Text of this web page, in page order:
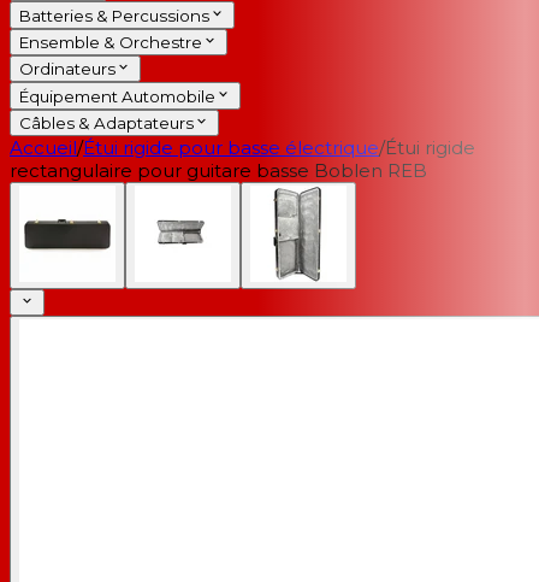
Batteries & Percussions
Ensemble & Orchestre
Ordinateurs
Équipement Automobile
Câbles & Adaptateurs
Accueil/Étui rigide pour basse électrique/Étui rigide
rectangulaire pour guitare basse Boblen REB